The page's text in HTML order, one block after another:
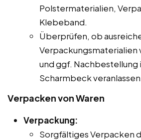
Polstermaterialien,
Klebeband.
Überprüfen, ob
Verpackungsmaterialien
und ggf. Nachbestellung
Scharmbeck
Verpacken von Waren
Verpackung:
Sorgfältiges Verpacken